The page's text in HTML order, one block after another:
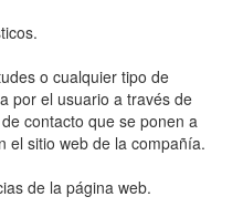
o cualquier tipo de
por el usuario a través de
contacto que se ponen a
el sitio web de la compañía.
de la página web.